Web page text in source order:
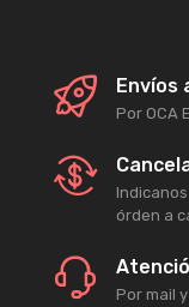
Envíos
Por OCA
órden a
Por mail